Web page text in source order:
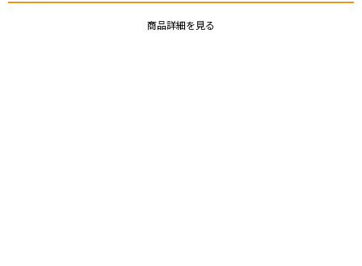
商品詳細を見る